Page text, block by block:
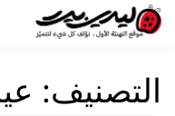
بيرد
التصنيف: